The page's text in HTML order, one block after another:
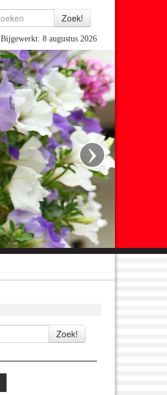
Bijgewerkt: 8 augustus 2026
›